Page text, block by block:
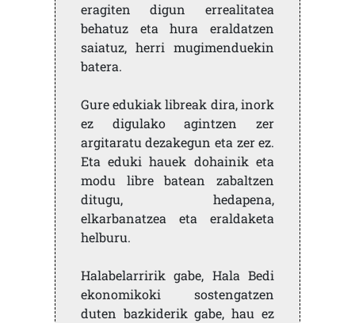
eragiten digun errealitatea
behatuz eta hura eraldatzen
saiatuz, herri mugimenduekin
batera.
Gure edukiak libreak dira, inork
ez digulako agintzen zer
argitaratu dezakegun eta zer ez.
Eta eduki hauek dohainik eta
modu libre batean zabaltzen
ditugu, hedapena,
elkarbanatzea eta eraldaketa
helburu.
Halabelarririk gabe, Hala Bedi
ekonomikoki sostengatzen
duten bazkiderik gabe, hau ez